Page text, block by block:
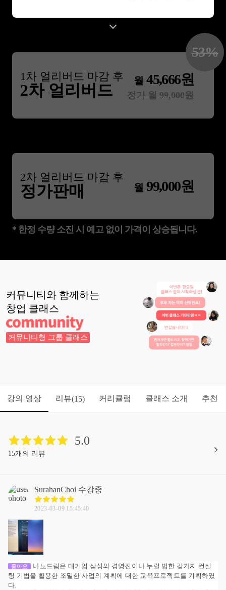
1차 얼리버드 마감 후
2차 얼리버드
월45,666원
정가 월99,000원
53%
2차 얼리버드 마감 후
정가판매 월 99,000원
* 한정 수량 소진 시 예고 없이 가격이 상승됩니다.
커뮤니티와 함께하는
창업 클래스
커뮤니티형 그룹 클래스
강의 영상 리뷰(15) 커리큘럼 클래스 소개 추천
5.0
15개의 리뷰
SurahanChoi 수강중
2023-03-09 15:45:40
좋아요
나노드림은 대기업 삼성의 경영진이나 누릴 법한 갖가지 컨설
팅 기법을 활용한 조밀한 사업의 계획에 대한 교육프로젝트를 기획하였
다.